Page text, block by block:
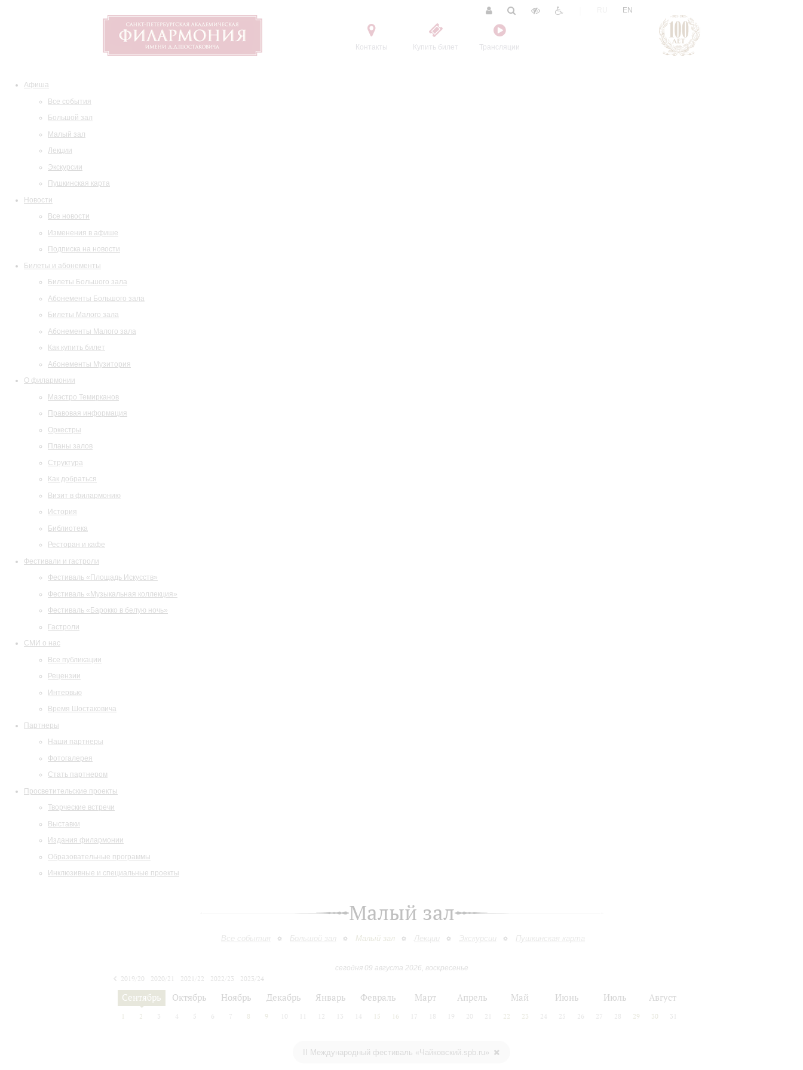
Контакты Купить билет Трансляции
EN
Афиша
Все события
Большой зал
Малый зал
Лекции
Экскурсии
Пушкинская карта
Новости
Все новости
Изменения в афише
Подписка на новости
Билеты и абонементы
Билеты Большого зала
Абонементы Большого зала
Билеты Малого зала
Абонементы Малого зала
Как купить билет
Абонементы Музитория
О филармонии
Маэстро Темирканов
Правовая информация
Оркестры
Планы залов
Структура
Как добраться
Визит в филармонию
История
Библиотека
Ресторан и кафе
Фестивали и гастроли
Фестиваль «Площадь Искусств»
Фестиваль «Музыкальная коллекция»
Фестиваль «Барокко в белую ночь»
Гастроли
СМИ о нас
Все публикации
Рецензии
Интервью
Время Шостаковича
Партнеры
Наши партнеры
Фотогалерея
Стать партнером
Просветительские проекты
Творческие встречи
Выставки
Издания филармонии
Образовательные программы
Инклюзивные и специальные проекты
Малый зал
Все события Большой зал Малый зал Лекции Экскурсии Пушкинская карта
сегодня 09 августа 2026, воскресенье
2019/20
2020/21 2021/22 2022/23
2023/24
2024/25
2025/26
Сентябрь Октябрь Ноябрь Декабрь Январь Февраль Март Апрель Май Июнь Июль Август
1 2 3 4 5 6 7 8 9 10 12 13 14 15 16 17 18 19 20 21 22 23 24 25 26 27 28 29 30 31
II Международный фестиваль «Чайковский.spb.ru»